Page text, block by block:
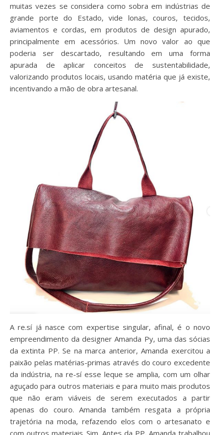
muitas vezes se considera como sobra em indústrias de
grande porte do Estado, vide lonas, couros, tecidos,
aviamentos e cordas, em produtos de design apurado,
principalmente em acessórios. Um novo valor ao que
poderia ser descartado, resultando em uma forma
apurada de aplicar conceitos de sustentabilidade,
valorizando produtos locais, usando matéria que já existe,
incentivando a mão de obra artesanal.
A re.sí já nasce com expertise singular, afinal, é o novo
empreendimento da designer Amanda Py, uma das sócias
da extinta PP. Se na marca anterior, Amanda exercitou a
paixão pelas matérias-primas através do couro excedente
da indústria, na re-sí esse leque se amplia, com um olhar
aguçado para outros materiais e para muito mais produtos
que não eram viáveis de serem executados a partir
apenas do couro. Amanda também resgata a própria
trajetória na moda, refazendo elos com o artesanato e